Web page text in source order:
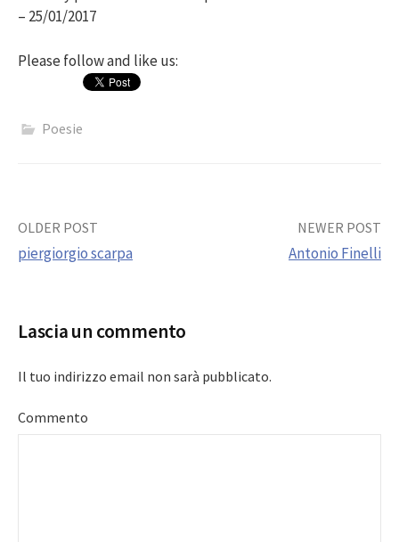
– 25/01/2017
Please follow and like us:
Poesie
Post
OLDER POST
piergiorgio scarpa
NEWER POST
Antonio Finelli
Lascia un commento
Il tuo indirizzo email non sarà pubblicato.
Commento